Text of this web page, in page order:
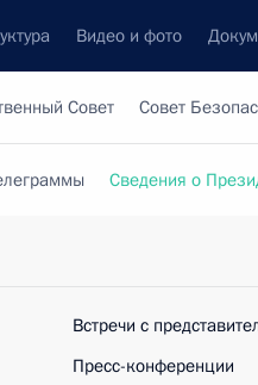
Видео и фото
Совет Совет
Сведения о
Встречи с
Пресс-конференции